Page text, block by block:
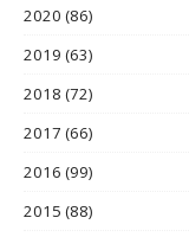
2020 (86)
2019 (63)
2018 (72)
2017 (66)
2016 (99)
2015 (88)